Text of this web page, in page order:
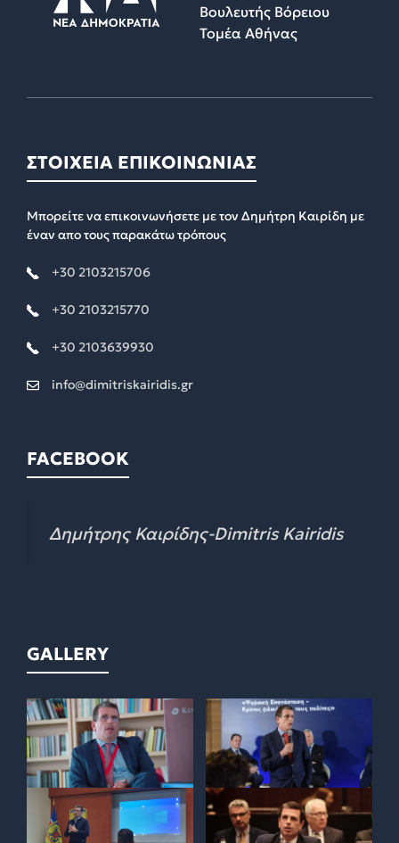
Βουλευτής Βόρειου
Τομέα Αθήνας
ΣΤΟΙΧΕΙΑ ΕΠΙΚΟΙΝΩΝΙΑΣ
Μπορείτε να επικοινωνήσετε με τον Δημήτρη Καιρίδη με
έναν απο τους παρακάτω τρόπους
+30 2103215706
+30 2103215770
+30 2103639930
info@dimitriskairidis.gr
FACEBOOK
Δημήτρης Καιρίδης-Dimitris Kairidis
GALLERY